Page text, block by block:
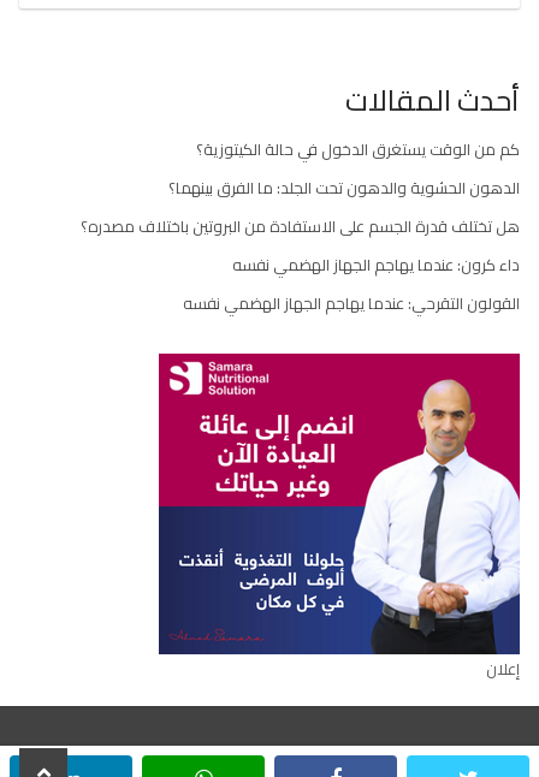
أحدث المقالات
كم من الوقت يستغرق الدخول في حالة الكيتوزية؟
الدهون الحشوية والدهون تحت الجلد: ما الفرق بينهما؟
هل تختلف قدرة الجسم على الاستفادة من البروتين باختلاف مصدره؟
داء كرون: عندما يهاجم الجهاز الهضمي نفسه
القولون التقرحي: عندما يهاجم الجهاز الهضمي نفسه
إعلان
scroll